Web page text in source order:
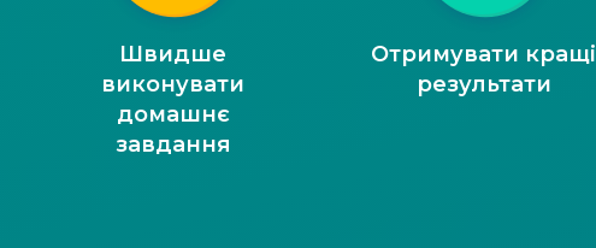
Швидше
виконувати
домашнє
завдання
Отримувати кращі
результати